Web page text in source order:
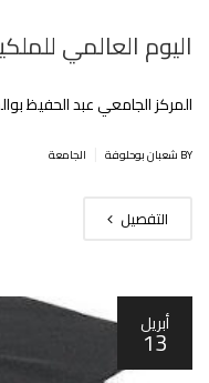
اليوم العالمي
المركز الجامعي عبد الحفيظ
BY شعبان بوحلوفة الجامعة
التفصيل
أبريل
13